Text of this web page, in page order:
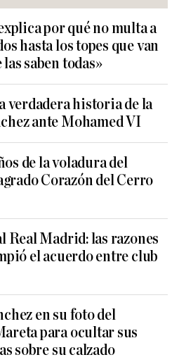
por qué no multa a
hasta los topes que van
saben todas»
verdadera historia de la
ante Mohamed VI
de la voladura del
Corazón del Cerro
Madrid: las razones
el acuerdo entre club
en su foto del
para ocultar sus
sobre su calzado